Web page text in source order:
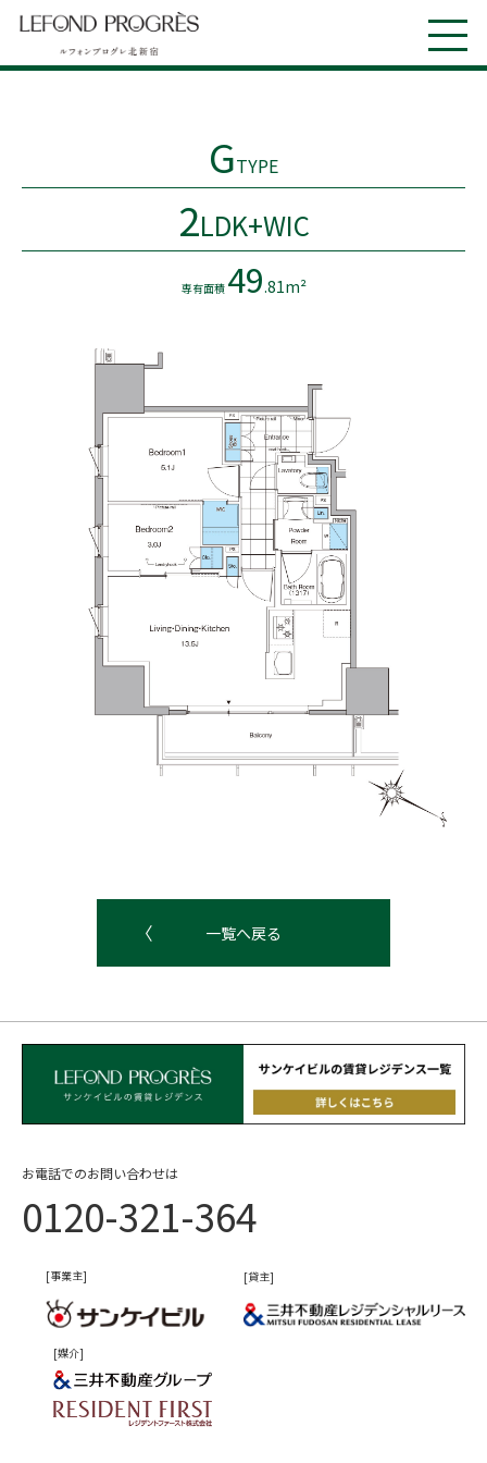
GTYPE
2LDK+WIC
専有面積 49.81m²
一覧へ戻る
お電話でのお問い合わせは
0120-321-364
[事業主] [貸主]
[媒介]